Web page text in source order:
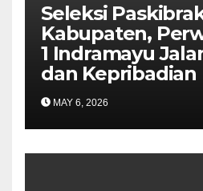
Seleksi
Kabupaten,
1 Indramayu
dan Kepribadian
MAY 6, 2026